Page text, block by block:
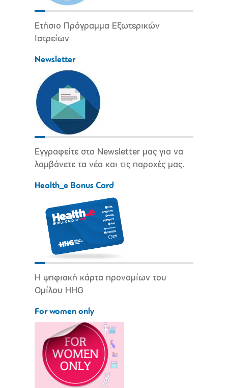
Ετήσιο Πρόγραμμα Εξωτερικών
Ιατρείων
Newsletter
Εγγραφείτε στο Newsletter μας για να
λαμβάνετε τα νέα και τις παροχές μας.
Health_e Bonus Card
Η ψηφιακή κάρτα προνομίων του
Ομίλου HHG
For women only